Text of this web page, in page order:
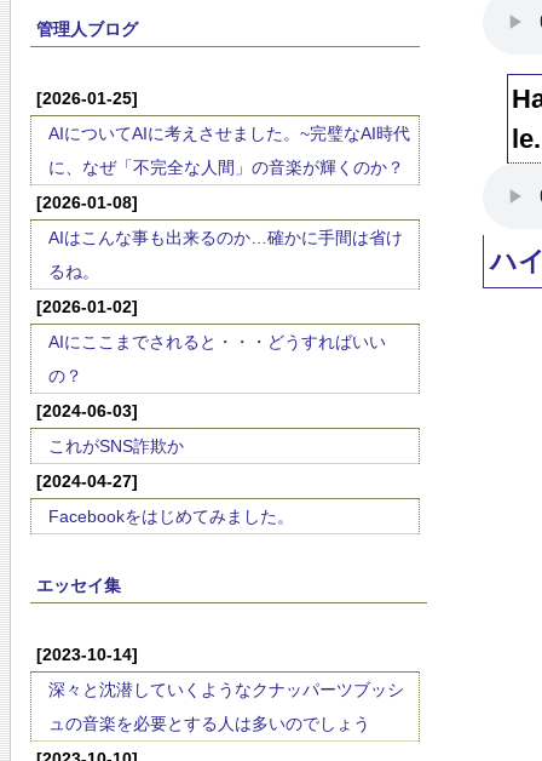
管理人ブログ
[2026-01-25]
AIについてAIに考えさせました。~完璧なAI時代
に、なぜ「不完全な人間」の音楽が輝くのか？
[2026-01-08]
AIはこんな事も出来るのか…確かに手間は省け
るね。
[2026-01-02]
AIにここまでされると・・・どうすればいい
の？
[2024-06-03]
これがSNS詐欺か
[2024-04-27]
Facebookをはじめてみました。
エッセイ集
[2023-10-14]
深々と沈潜していくようなクナッパーツブッシ
ュの音楽を必要とする人は多いのでしょう
ハ